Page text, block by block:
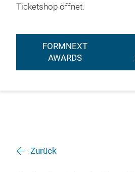
Ticketshop öffnet.
FORMNEXT
AWARDS
Zurück